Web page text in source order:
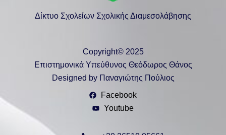
Δίκτυο Σχολείων Σχολικής Διαμεσολάβησης
Copyright© 2025
Επιστημονικά Υπεύθυνος Θεόδωρος Θάνος
Designed by Παναγιώτης Πούλιος
Facebook
Youtube